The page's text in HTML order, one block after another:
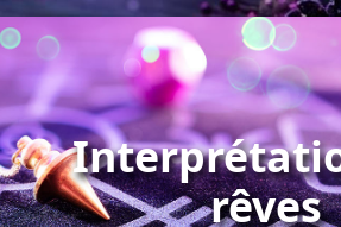
rêves